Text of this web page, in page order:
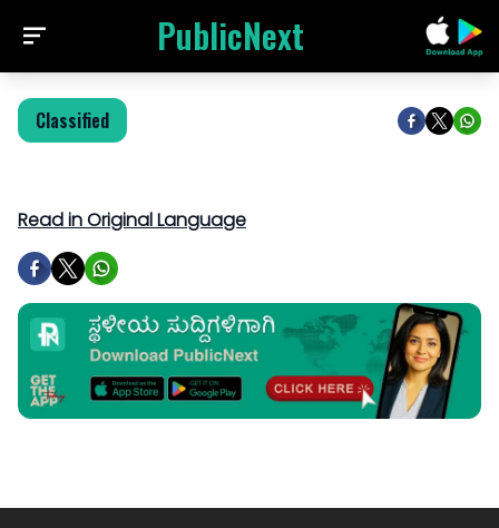
PublicNext
Classified
Read in Original Language